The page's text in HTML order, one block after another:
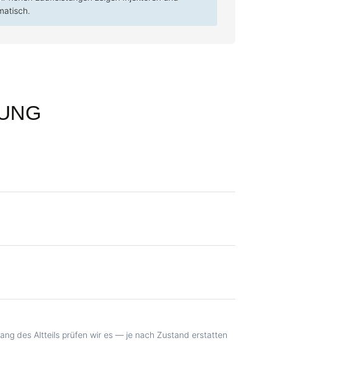
des Altteils prüfen wir es — je nach Zustand erstatten